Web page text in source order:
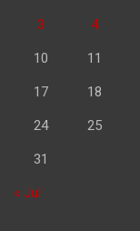
3 4
10 11
17 18
24 25
31
« Jul